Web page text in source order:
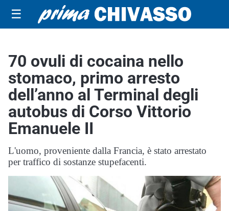
☰
70 ovuli di cocaina nello
stomaco, primo arresto
dell’anno al Terminal degli
autobus di Corso Vittorio
Emanuele II
L'uomo, proveniente dalla Francia, è stato arrestato
per traffico di sostanze stupefacenti.